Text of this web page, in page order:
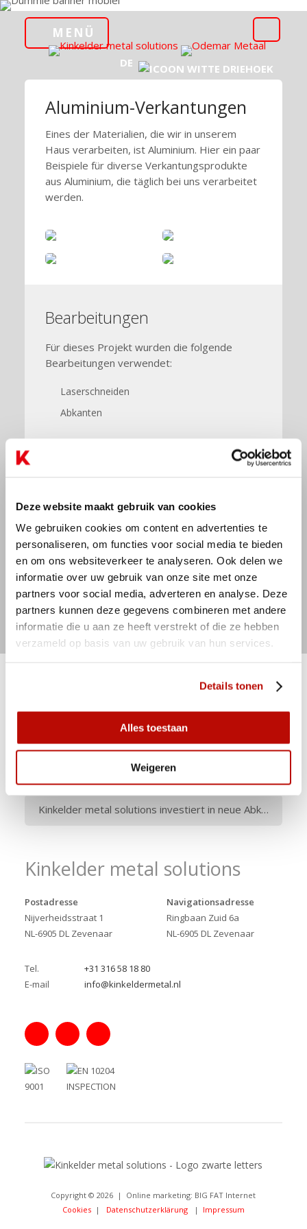
Deze website maakt gebruik van cookies
We gebruiken cookies om content en advertenties te
personaliseren, om functies voor social media te bieden
en om ons websiteverkeer te analyseren. Ook delen we
informatie over uw gebruik van onze site met onze
partners voor social media, adverteren en analyse. Deze
partners kunnen deze gegevens combineren met andere
informatie die u aan ze heeft verstrekt of die ze hebben
verzameld op basis van uw gebruik van hun services.
Details tonen
Alles toestaan
Weigeren
MENÜ
DE
Aluminium-Verkantungen
Eines der Materialien, die wir in unserem
Haus verarbeiten, ist Aluminium. Hier ein paar
Beispiele für diverse Verkantungsprodukte
aus Aluminium, die täglich bei uns verarbeitet
werden.
Bearbeitungen
Für dieses Projekt wurden die folgende
Bearbeitungen verwendet:
Laserschneiden
Abkanten
Namensänderung & neue Corporate Identity
Neuer Rohrlaser: Adige LT8 Fiber
Kinkelder metal solutions investiert in neue Abkantbänke und Mitarbeiter.
Kinkelder metal solutions
Postadresse
Nijverheidsstraat 1
NL-6905 DL Zevenaar
Navigationsadresse
Ringbaan Zuid 6a
NL-6905 DL Zevenaar
Tel.
+31 316 58 18 80
E-mail
info@kinkeldermetal.nl
Copyright © 2026 | Online marketing: BIG FAT Internet
Cookies| Datenschutzerklärung| Impressum